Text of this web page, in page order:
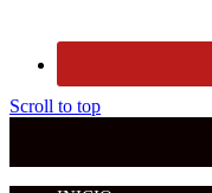
Scroll to top